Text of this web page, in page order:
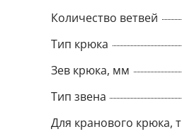
Количество ветвей
Тип крюка
Зев крюка, мм
Тип звена
Для кранового крюка, т